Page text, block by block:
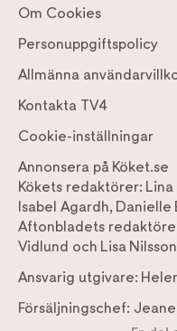
Om Cookies
Personuppgiftspolicy
Allmänna
Kontakta TV4
Cookie-inställningar
Annonsera på Köket.se
Kökets redaktörer:
Isabel Agardh, Danielle
Aftonbladets
Vidlund och Lisa Nilsson
Ansvarig utgivare:
Försäljningschef: